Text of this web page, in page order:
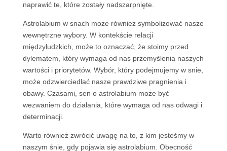
naprawić te, które zostały nadszarpnięte.
Astrolabium w snach może również symbolizować nasze
wewnętrzne wybory. W kontekście relacji
międzyludzkich, może to oznaczać, że stoimy przed
dylematem, który wymaga od nas przemyślenia naszych
wartości i priorytetów. Wybór, który podejmujemy w snie,
może odzwierciedlać nasze prawdziwe pragnienia i
obawy. Czasami, sen o astrolabium może być
wezwaniem do działania, które wymaga od nas odwagi i
determinacji.
Warto również zwrócić uwagę na to, z kim jesteśmy w
naszym śnie, gdy pojawia się astrolabium. Obecność